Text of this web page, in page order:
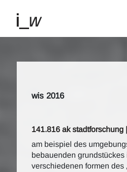
wis 2016
141.816 ak stadtforschung
am beispiel des
bebauenden grundstückes
verschiedenen formen des